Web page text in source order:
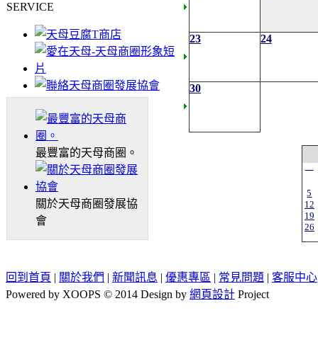
SERVICE
最豐富的天母商圈。
關於天母商圈發展協
會
23 24
30
一
5
12
19
26
回到首頁 | 關於我們 | 新聞訊息 | 優惠專區 | 常見問題 | 客服中心
Powered by XOOPS © 2014 Design by 網頁設計 Project